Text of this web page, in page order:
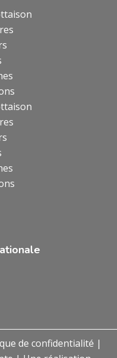
de confidentialité |